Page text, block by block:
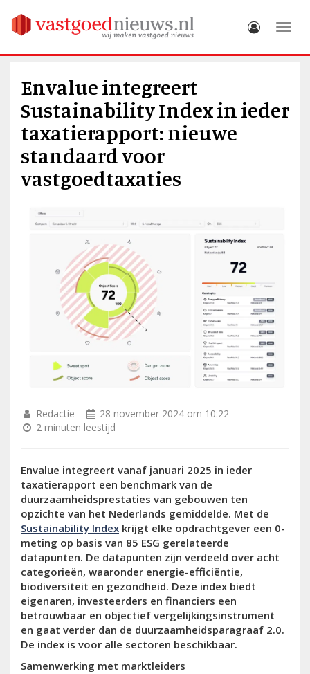
Envalue integreert
Sustainability Index in ieder
taxatierapport: nieuwe
standaard voor
vastgoedtaxaties
Redactie
28 november 2024 om 10:22
2 minuten leestijd
Envalue integreert vanaf januari 2025 in ieder
taxatierapport een benchmark van de
duurzaamheidsprestaties van gebouwen ten
opzichte van het Nederlands gemiddelde. Met de
Sustainability Index krijgt elke opdrachtgever een 0-
meting op basis van 85 ESG gerelateerde
datapunten. De datapunten zijn verdeeld over acht
categorieën, waaronder energie-efficiëntie,
biodiversiteit en gezondheid. Deze index biedt
eigenaren, investeerders en financiers een
betrouwbaar en objectief vergelijkingsinstrument
en gaat verder dan de duurzaamheidsparagraaf 2.0.
De index is voor alle sectoren beschikbaar.
Samenwerking met marktleiders